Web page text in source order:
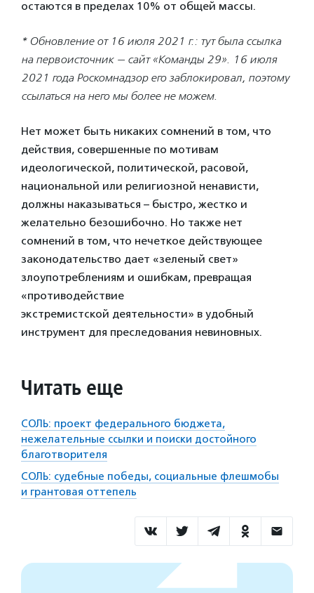
остаются в пределах 10% от общей массы.
* Обновление от 16 июля 2021 г.: тут была ссылка
на первоисточник — сайт «Команды 29». 16 июля
2021 года Роскомнадзор его заблокировал, поэтому
ссылаться на него мы более не можем.
Нет может быть никаких сомнений в том, что
действия, совершенные по мотивам
идеологической, политической, расовой,
национальной или религиозной ненависти,
должны наказываться – быстро, жестко и
желательно безошибочно. Но также нет
сомнений в том, что нечеткое действующее
законодательство дает «зеленый свет»
злоупотреблениям и ошибкам, превращая
«противодействие
экстремистской деятельности» в удобный
инструмент для преследования невиновных.
Читать еще
СОЛЬ: проект федерального бюджета,
нежелательные ссылки и поиски достойного
благотворителя
СОЛЬ: судебные победы, социальные флешмобы
и грантовая оттепель